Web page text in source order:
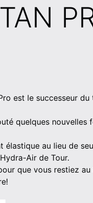
est le successeur
quelques
au lieu de
Air de Tour.
que vous restiez